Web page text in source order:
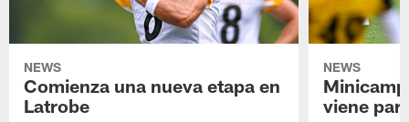
NEWS
Comienza una nueva etapa en
Latrobe
NEWS
viene